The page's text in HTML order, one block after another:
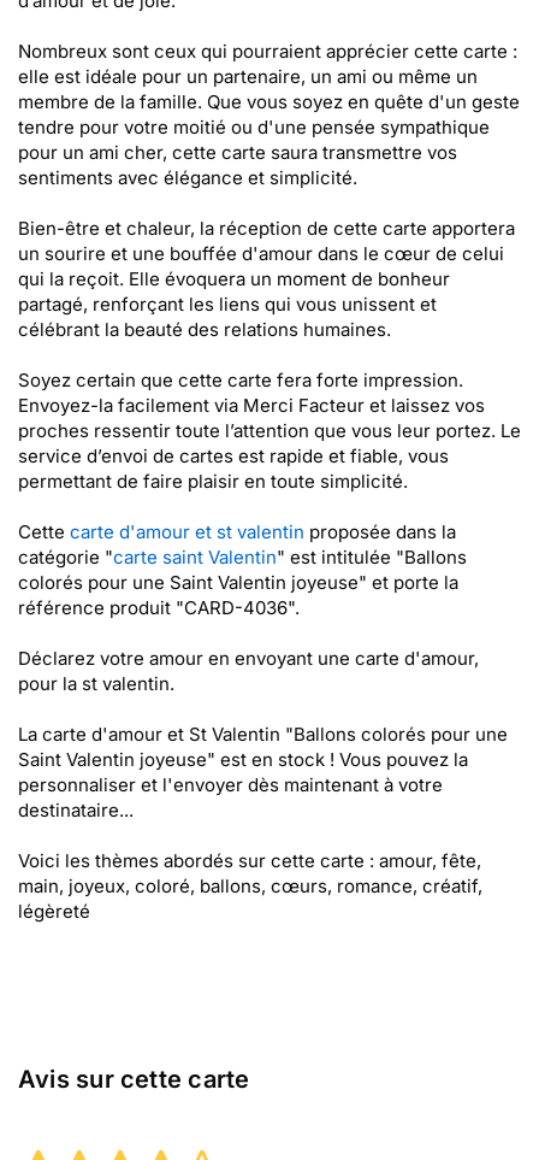
Nombreux sont ceux qui pourraient apprécier cette carte :
elle est idéale pour un partenaire, un ami ou même un
membre de la famille. Que vous soyez en quête d'un geste
tendre pour votre moitié ou d'une pensée sympathique
pour un ami cher, cette carte saura transmettre vos
sentiments avec élégance et simplicité.
Bien-être et chaleur, la réception de cette carte apportera
un sourire et une bouffée d'amour dans le cœur de celui
qui la reçoit. Elle évoquera un moment de bonheur
partagé, renforçant les liens qui vous unissent et
célébrant la beauté des relations humaines.
Soyez certain que cette carte fera forte impression.
Envoyez-la facilement via Merci Facteur et laissez vos
proches ressentir toute l’attention que vous leur portez. Le
service d’envoi de cartes est rapide et fiable, vous
permettant de faire plaisir en toute simplicité.
Cette carte d'amour et st valentin proposée dans la
catégorie "carte saint Valentin" est intitulée "Ballons
colorés pour une Saint Valentin joyeuse" et porte la
référence produit "CARD-4036".
Déclarez votre amour en envoyant une carte d'amour,
pour la st valentin.
La carte d'amour et St Valentin "Ballons colorés pour une
Saint Valentin joyeuse" est en stock ! Vous pouvez la
personnaliser et l'envoyer dès maintenant à votre
destinataire...
Voici les thèmes abordés sur cette carte : amour, fête,
main, joyeux, coloré, ballons, cœurs, romance, créatif,
légèreté
Avis sur cette carte